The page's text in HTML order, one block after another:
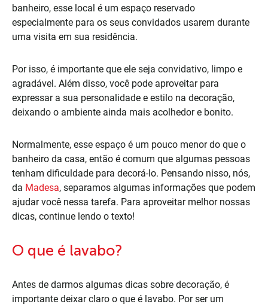
banheiro, esse local é um espaço reservado
especialmente para os seus convidados usarem durante
uma visita em sua residência.
Por isso, é importante que ele seja convidativo, limpo e
agradável. Além disso, você pode aproveitar para
expressar a sua personalidade e estilo na decoração,
deixando o ambiente ainda mais acolhedor e bonito.
Normalmente, esse espaço é um pouco menor do que o
banheiro da casa, então é comum que algumas pessoas
tenham dificuldade para decorá-lo. Pensando nisso, nós,
da Madesa, separamos algumas informações que podem
ajudar você nessa tarefa. Para aproveitar melhor nossas
dicas, continue lendo o texto!
O que é lavabo?
Antes de darmos algumas dicas sobre decoração, é
importante deixar claro o que é lavabo. Por ser um